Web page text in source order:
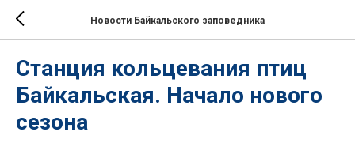
Новости Байкальского заповедника
Станция кольцевания птиц
Байкальская. Начало нового
сезона